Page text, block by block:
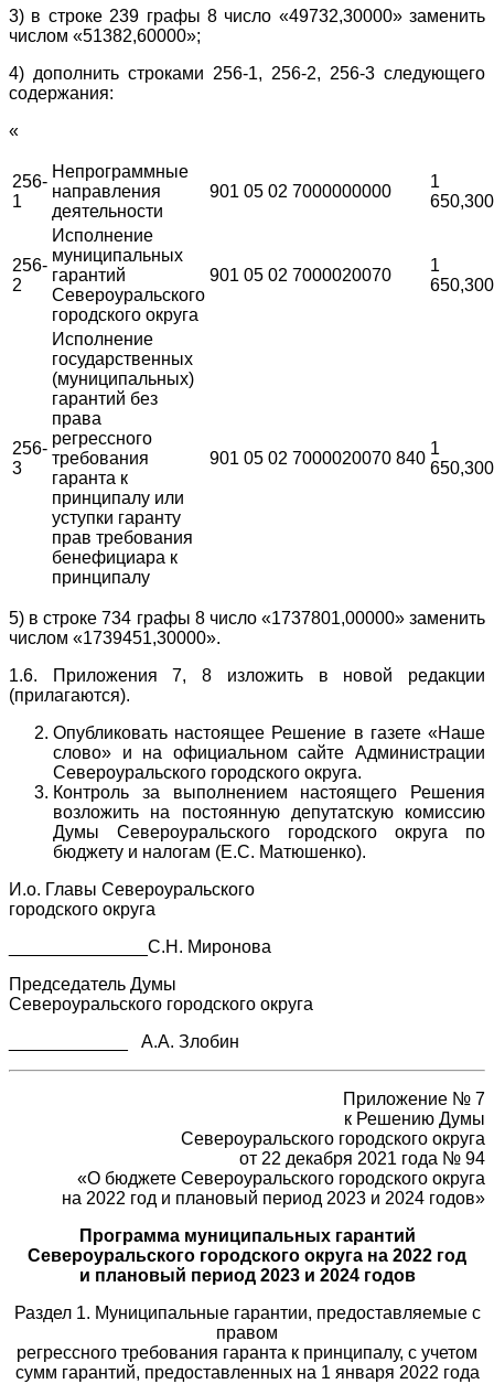
3) в строке 239 графы 8 число «49732,30000» заменить
числом «51382,60000»;
4) дополнить строками 256-1, 256-2, 256-3 следующего
содержания:
«
256-
1
Непрограммные
направления
деятельности
901 05 02 7000000000
1
256-
2
Исполнение
муниципальных
гарантий
Североуральского
городского округа
901 05 02 7000020070
1
256-
3
Исполнение
государственных
(муниципальных)
гарантий без
права
регрессного
требования
гаранта к
принципалу или
уступки гаранту
прав требования
бенефициара к
принципалу
901 05 02 7000020070 840
1
5) в строке 734 графы 8 число «1737801,00000» заменить
числом «1739451,30000».
1.6. Приложения 7, 8 изложить в новой редакции
(прилагаются).
Опубликовать настоящее Решение в газете «Наше
слово» и на официальном сайте Администрации
Североуральского городского округа.
Контроль за выполнением настоящего Решения
возложить на постоянную депутатскую комиссию
Думы Североуральского городского округа по
бюджету и налогам (Е.С. Матюшенко).
И.о. Главы Североуральского
городского округа
______________С.Н. Миронова
Председатель Думы
Североуральского городского округа
____________ А.А. Злобин
Приложение № 7
к Решению Думы
Североуральского городского округа
от 22 декабря 2021 года № 94
«О бюджете Североуральского городского округа
на 2022 год и плановый период 2023 и 2024 годов»
Программа муниципальных гарантий
Североуральского городского округа на 2022 год
и плановый период 2023 и 2024 годов
Раздел 1. Муниципальные гарантии, предоставляемые с
правом
регрессного требования гаранта к принципалу, с учетом
сумм гарантий, предоставленных на 1 января 2022 года